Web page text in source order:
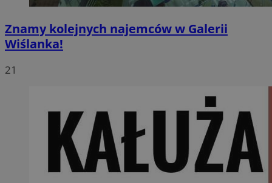
Znamy kolejnych najemców w Galerii
Wiślanka!
21